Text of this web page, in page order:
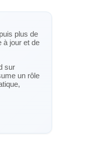
plus de
à jour et de
sur
un rôle